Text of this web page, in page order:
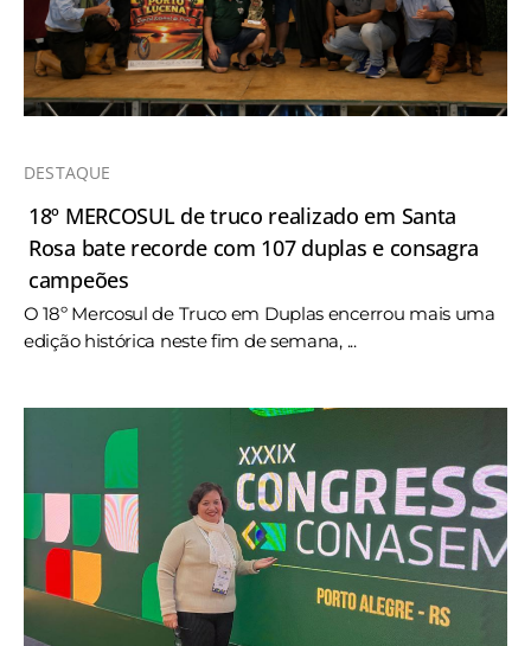
DESTAQUE
18º MERCOSUL de truco realizado em Santa
Rosa bate recorde com 107 duplas e consagra
campeões
O 18º Mercosul de Truco em Duplas encerrou mais uma
edição histórica neste fim de semana, ...